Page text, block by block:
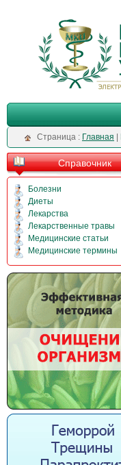
Cтраница : Главная
Справочник
Болезни
Диеты
Лекарства
Лекарственные травы
Медицинские статьи
Медицинские термины